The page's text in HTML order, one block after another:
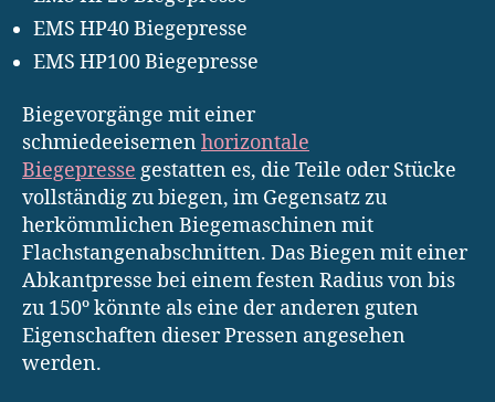
EMS HP40 Biegepresse
EMS HP100 Biegepresse
Biegevorgänge mit einer
schmiedeeisernenhorizontale
Biegepresse gestatten es, die Teile oder Stücke
vollständig zu biegen, im Gegensatz zu
herkömmlichen Biegemaschinen mit
Flachstangenabschnitten. Das Biegen mit einer
Abkantpresse bei einem festen Radius von bis
zu 150º könnte als eine der anderen guten
Eigenschaften dieser Pressen angesehen
werden.